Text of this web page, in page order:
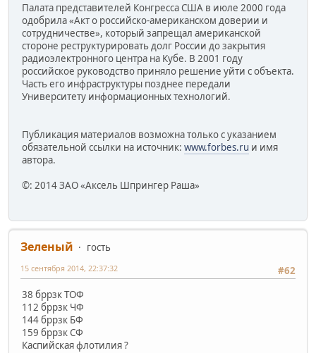
Палата представителей Конгресса США в июле 2000 года
одобрила «Акт о российско-американском доверии и
сотрудничестве», который запрещал американской
стороне реструктурировать долг России до закрытия
радиоэлектронного центра на Кубе. В 2001 году
российское руководство приняло решение уйти с объекта.
Часть его инфраструктуры позднее передали
Университету информационных технологий.
Публикация материалов возможна только с указанием
обязательной ссылки на источник: www.forbes.ru и имя
автора.
©: 2014 ЗАО «Аксель Шпрингер Раша»
Зеленый
гость
#62
15 сентября 2014, 22:37:32
38 бррзк ТОФ
112 бррзк ЧФ
144 бррзк БФ
159 бррзк СФ
Каспийская флотилия ?